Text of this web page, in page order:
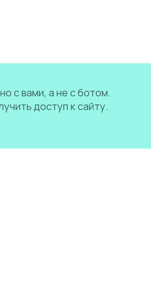
с вами, а не с ботом.
доступ к сайту.